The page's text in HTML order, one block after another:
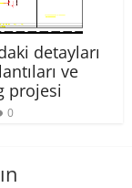
detayları
ve
projesi
0